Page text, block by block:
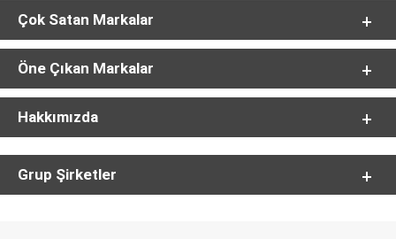
Çok Satan Markalar
Öne Çıkan Markalar
Hakkımızda
Grup Şirketler